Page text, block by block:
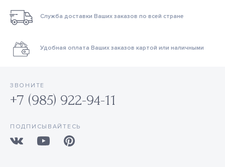
Служба доставки Ваших заказов по всей стране
Удобная оплата Ваших заказов картой или наличными
ЗВОНИТЕ
+7 (985) 922-94-11
ПОДПИСЫВАЙТЕСЬ